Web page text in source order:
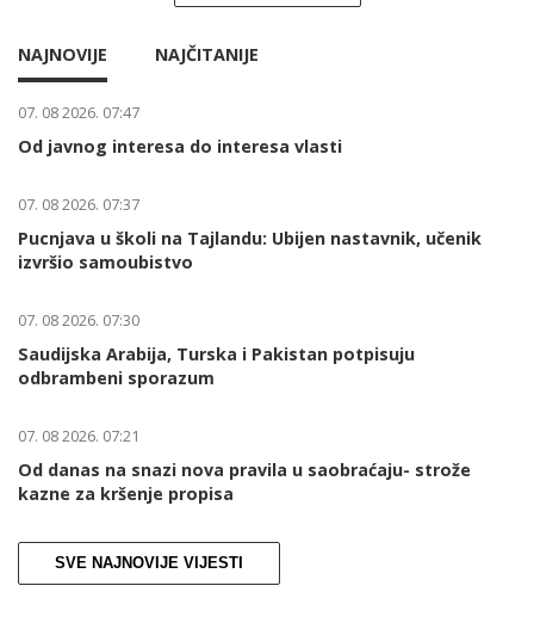
NAJNOVIJE NAJČITANIJE
07. 08 2026. 07:47
Od javnog interesa do interesa vlasti
07. 08 2026. 07:37
Pucnjava u školi na Tajlandu: Ubijen nastavnik, učenik
izvršio samoubistvo
07. 08 2026. 07:30
Saudijska Arabija, Turska i Pakistan potpisuju
odbrambeni sporazum
07. 08 2026. 07:21
Od danas na snazi nova pravila u saobraćaju- strože
kazne za kršenje propisa
SVE NAJNOVIJE VIJESTI